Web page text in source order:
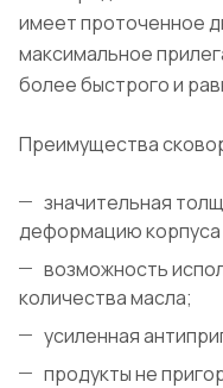
имеет проточенное
максимальное
более быстрого и
Преимущества
значительная
деформацию
возможность
количества масла;
усиленная
продукты не